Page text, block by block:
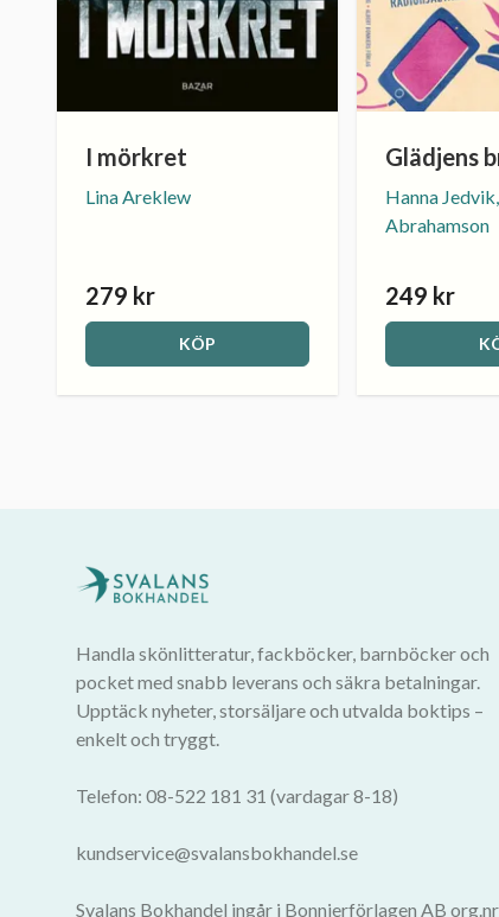
I mörkret
Lina Areklew
279 kr
KÖP
Glädjens
Hanna
Abrahamson
249 kr
Handla skönlitteratur, fackböcker, barnböcker och
pocket med snabb leverans och säkra betalningar.
Upptäck nyheter, storsäljare och utvalda boktips –
enkelt och tryggt.
Telefon: 08-522 181 31 (vardagar 8-18)
kundservice@svalansbokhandel.se
Svalans Bokhandel ingår i Bonnierförlagen AB org.nr